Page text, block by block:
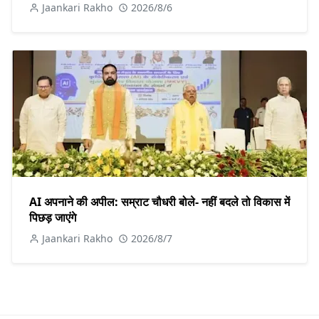
Jaankari Rakho 2026/8/6
AI अपनाने की अपील: सम्राट चौधरी बोले- नहीं बदले तो विकास में
पिछड़ जाएंगे
Jaankari Rakho 2026/8/7